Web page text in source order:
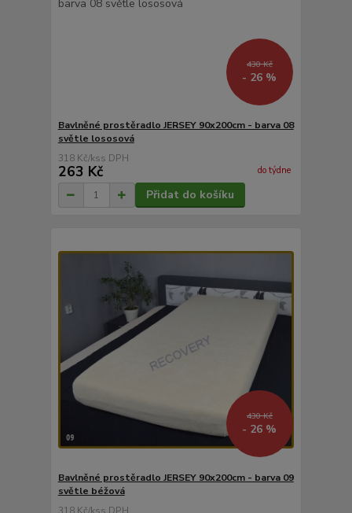
430 Kč
- 26 %
Bavlněné prostěradlo JERSEY 90x200cm - barva 08
světle lososová
318 Kč/ks
263 Kč do týdne
Přidat do košíku
430 Kč
- 26 %
Bavlněné prostěradlo JERSEY 90x200cm - barva 09
světle béžová